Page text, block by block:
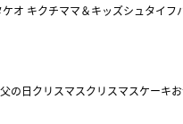
ケオ キクチママ＆キッズシュタイフ
父の日クリスマスクリスマスケーキ